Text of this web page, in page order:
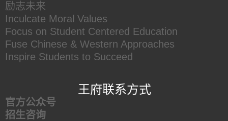
励志未来
Inculcate Moral Values
Focus on Student Centered Education
Fuse Chinese & Western Approaches
Inspire Students to Succeed
王府联系方式
官方公众号
招生咨询